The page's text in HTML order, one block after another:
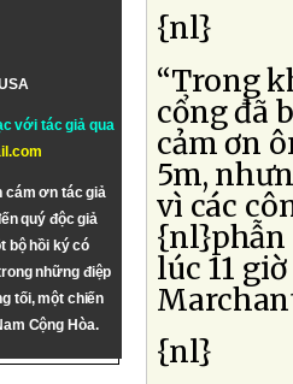
với tác giả qua
cám ơn tác giả
quý độc giả
bộ hồi ký có
những điệp
tối, một chiến
Cộng Hòa.
{nl}
“Trong
cổng đã
cảm ơn
5m,
vì các
{nl}phẫn
lúc 11
{nl}